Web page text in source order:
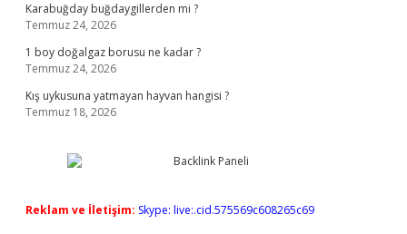
Karabuğday buğdaygillerden mi ?
Temmuz 24, 2026
1 boy doğalgaz borusu ne kadar ?
Temmuz 24, 2026
Kış uykusuna yatmayan hayvan hangisi ?
Temmuz 18, 2026
Reklam ve İletişim: Skype: live:.cid.575569c608265c69